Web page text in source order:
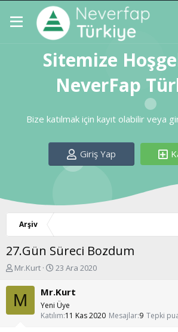
Sitemize
NeverFap
Bize katılmak için kayıt olabilir veya
Giriş Yap
Arşiv
27.Gün Süreci Bozdum
K
n
u
Mr.Kurt
B
ş
a
n
23 Ara 2020
M Mr.Kurt
Yeni Üye
Katılım 11 Kas 2020 Mesajlar 9 Tepki